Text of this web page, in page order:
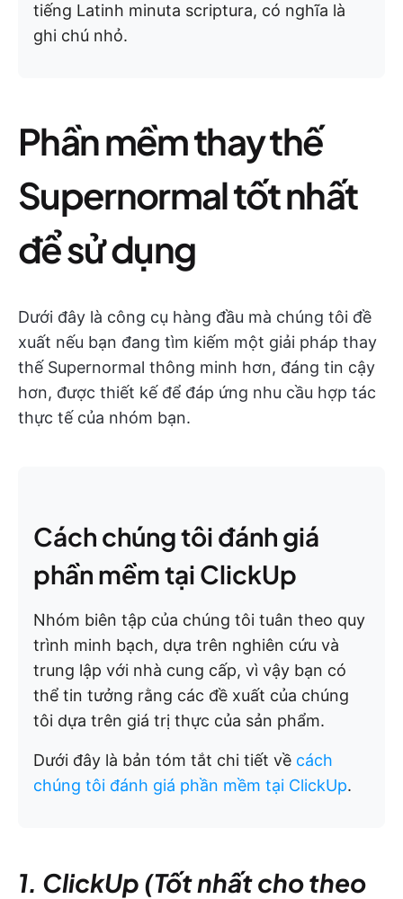
tiếng Latinh minuta scriptura, có nghĩa là
ghi chú nhỏ.
Phần mềm thay thế
Supernormal tốt nhất
để sử dụng
Dưới đây là công cụ hàng đầu mà chúng tôi đề
xuất nếu bạn đang tìm kiếm một giải pháp thay
thế Supernormal thông minh hơn, đáng tin cậy
hơn, được thiết kế để đáp ứng nhu cầu hợp tác
thực tế của nhóm bạn.
Cách chúng tôi đánh giá
phần mềm tại ClickUp
Nhóm biên tập của chúng tôi tuân theo quy
trình minh bạch, dựa trên nghiên cứu và
trung lập với nhà cung cấp, vì vậy bạn có
thể tin tưởng rằng các đề xuất của chúng
tôi dựa trên giá trị thực của sản phẩm.
Dưới đây là bản tóm tắt chi tiết về cách
chúng tôi đánh giá phần mềm tại ClickUp.
1. ClickUp (Tốt nhất cho theo